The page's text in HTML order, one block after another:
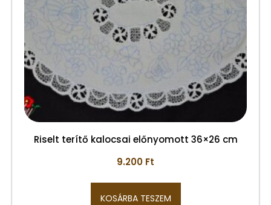
Riselt terítő kalocsai előnyomott 36×26 cm
9.200 Ft
KOSÁRBA TESZEM